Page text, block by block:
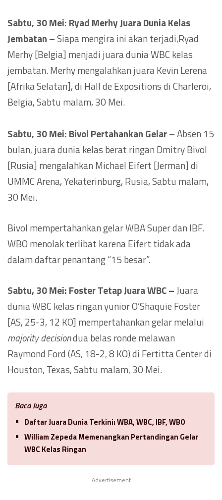
Sabtu, 30 Mei: Ryad Merhy Juara Dunia Kelas
Jembatan –Siapa mengira ini akan terjadi,Ryad
Merhy [Belgia] menjadi juara dunia WBC kelas
jembatan. Merhy mengalahkan juara Kevin Lerena
[Afrika Selatan], di Hall de Expositions di Charleroi,
Belgia, Sabtu malam, 30 Mei.
Sabtu, 30 Mei: Bivol Pertahankan Gelar –Absen 15
bulan, juara dunia kelas berat ringan Dmitry Bivol
[Rusia] mengalahkan Michael Eifert [Jerman] di
UMMC Arena, Yekaterinburg, Rusia, Sabtu malam,
30 Mei.
Bivol mempertahankan gelar WBA Super dan IBF.
WBO menolak terlibat karena Eifert tidak ada
dalam daftar penantang “15 besar”.
Sabtu, 30 Mei: Foster Tetap Juara WBC –Juara
dunia WBC kelas ringan yunior O’Shaquie Foster
[AS, 25-3, 12 KO] mempertahankan gelar melalui
majority decisiondua belas ronde melawan
Raymond Ford (AS, 18-2, 8 KO) di Fertitta Center di
Houston, Texas, Sabtu malam, 30 Mei.
Baca Juga
Daftar Juara Dunia Terkini: WBA, WBC, IBF, WBO
William Zepeda Memenangkan Pertandingan Gelar
WBC Kelas Ringan
Advertisement